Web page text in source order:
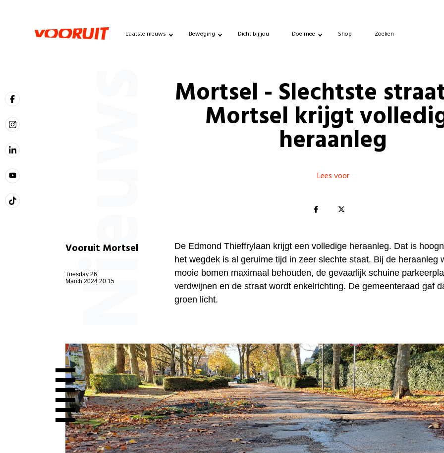
Laatste nieuws Beweging Dicht bij jou Doe mee Shop Zoeken
NieuwsMortsel - Slechtste
Mortsel krijgt
heraanleg
Lees voor
Vooruit Mortsel
Tuesday 26
March 2024 20:15
De Edmond Thieffrylaan krijgt een volledige heraanleg. Dat is
het wegdek is al geruime tijd in zeer slechte staat. Bij de heraanleg
mooie bomen maximaal behouden, de gevaarlijk schuine
verdwijnen en de straat wordt enkelrichting. De gemeenteraad gaf
groen licht.